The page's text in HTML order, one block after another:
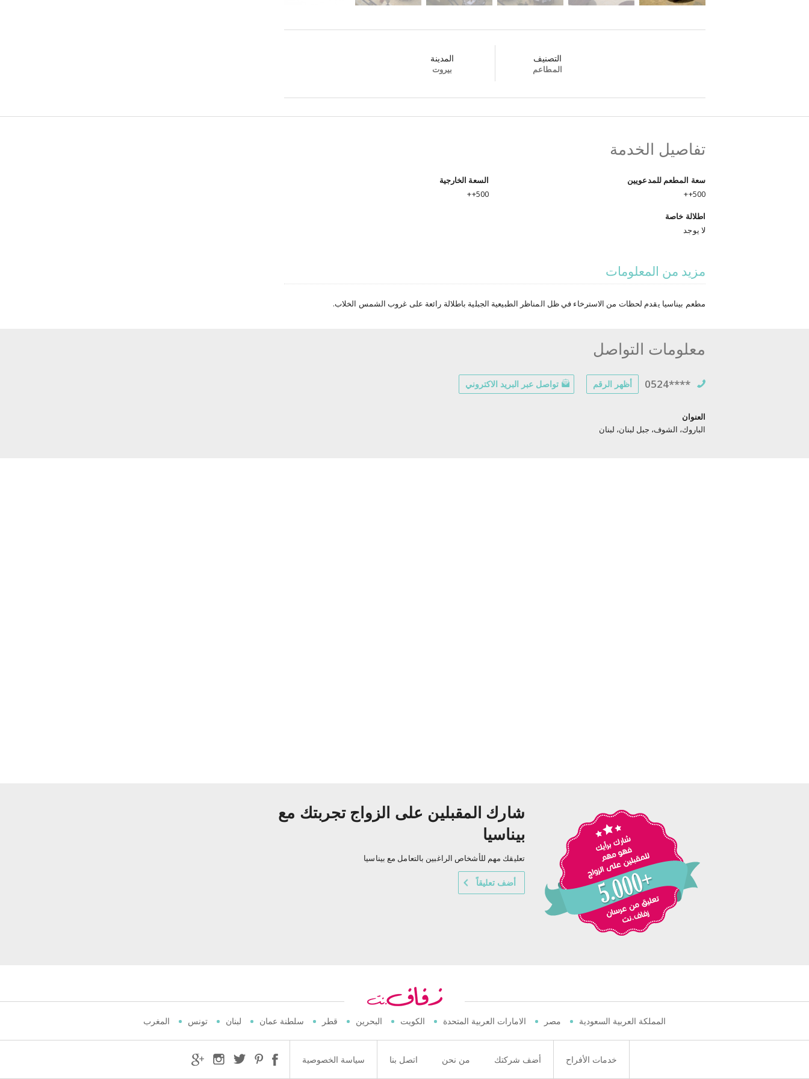
التصنيف
المطاعم
المدينة
بيروت
تفاصيل الخدمة
سعة المطعم للمدعويين
500++
السعة الخارجية
500++
اطلالة خاصة
لا يوجد
مزيد من المعلومات
مطعم بيناسيا يقدم لحظات من الاسترخاء في ظل المناظر الطبيعية الجبلية باطلالة رائعة على غروب الشمس الخلاب.
معلومات التواصل
0524**** أظهر الرقم تواصل عبر البريد الاكتروني
العنوان
الباروك، الشوف، جبل لبنان، لبنان
شارك المقبلين على الزواج تجربتك مع
بيناسيا
تعليقك مهم للأشخاص الراغبين بالتعامل مع بيناسيا
أضف تعليقاً
المملكة العربية السعودية مصر الامارات العربية المتحدة الكويت البحرين قطر سلطنة عمان لبنان تونس المغرب
خدمات الأفراح أضف شركتك من نحن اتصل بنا سياسة الخصوصية